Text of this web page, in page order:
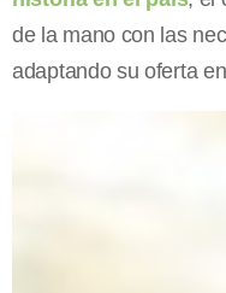
de la mano con las
adaptando su oferta